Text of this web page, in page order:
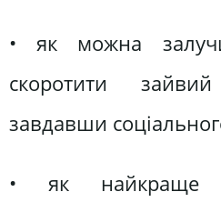
• як можна
скоротити
завдавши
• як найкраще